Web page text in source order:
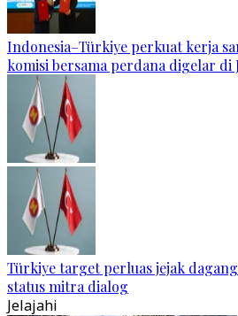
Indonesia–Türkiye perkuat kerja
komisi bersama perdana digelar di
Türkiye target perluas jejak
status mitra dialog
Jelajahi